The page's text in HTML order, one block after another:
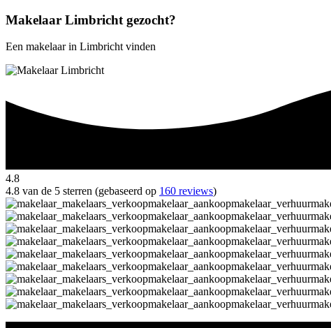
Makelaar Limbricht gezocht?
Een makelaar in Limbricht vinden
4.8
4.8 van de 5 sterren (gebaseerd op 160 reviews)